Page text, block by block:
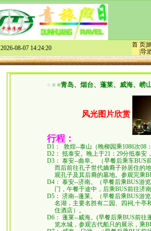
2026-08-07 14:24:20 首 页|
导
■ ■ ■青岛、烟台、蓬莱、威海、崂
风光图片欣赏
行程：
D1： 敦煌--泰山（晚柳园乘1086次08
D2： 抵泰安。晚上于21：29
D3： 泰安--曲阜。 （早餐后乘车BUS
而后前往孔子世代嫡裔子孙居住的
观孔子及其后裔的墓地。参观完乘
D4： 泰安--济南。（早餐后乘BUS游
门，午餐于途中，后乘BUS前往
D5： 济南--蓬莱。（早餐后乘BUS游
名湖，主要名胜有二园、四祠,十亭
住酒店）。
D6： 蓬莱--威海。(早餐后乘BUS前往
览水城，参观古代船只的展示，